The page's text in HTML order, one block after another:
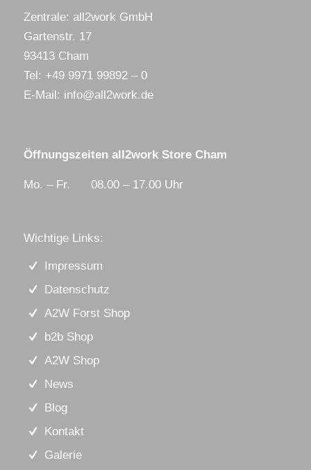
Zentrale: all2work GmbH
Gartenstr. 17
93413 Cham
Tel: +49 9971 99892 – 0
E-Mail: info@all2work.de
Öffnungszeiten all2work Store Cham
Mo. – Fr. 08.00 – 17.00 Uhr
Wichtige Links:
Impressum
Datenschutz
A2W Forst Shop
b2b Shop
A2W Shop
News
Blog
Kontakt
Galerie